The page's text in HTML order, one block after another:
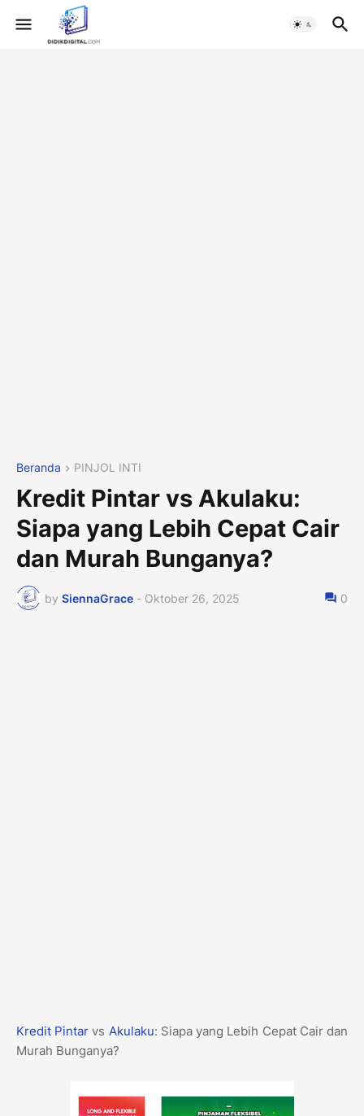
Beranda PINJOL INTI
Kredit Pintar vs Akulaku:
Siapa yang Lebih Cepat Cair
dan Murah Bunganya?
by SiennaGrace - Oktober 26, 2025 0
Kredit Pintar vs Akulaku: Siapa yang Lebih Cepat Cair dan
Murah Bunganya?